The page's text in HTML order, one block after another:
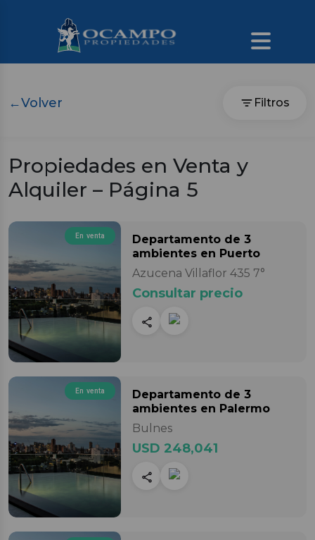
←Volver Filtros
Propiedades en Venta y
Alquiler – Página 5
En venta Departamento de 3
ambientes en Puerto
Azucena Villaflor 435 7°
Consultar precio
En venta Departamento de 3
ambientes en Palermo
Bulnes
USD 248,041